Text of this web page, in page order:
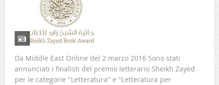
Da Middle East Online del 2 marzo 2016 Sono stati
annunciati i finalisti del premio letterario Sheikh Zayed
per le categorie "Letteratura" e "Letteratura per